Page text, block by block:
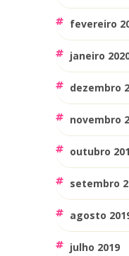
fevereiro
janeiro
dezembro
novembro
outubro
setembro
agosto
julho 2019